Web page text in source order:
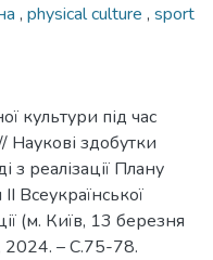
, physical culture , sport
культури під час
Наукові здобутки
з реалізації Плану
Всеукраїнської
(м. Київ, 13 березня
2024. – С.75-78.